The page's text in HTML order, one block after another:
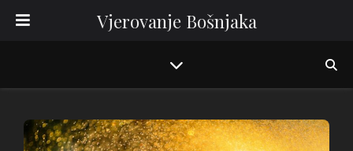
Vjerovanje Bošnjaka